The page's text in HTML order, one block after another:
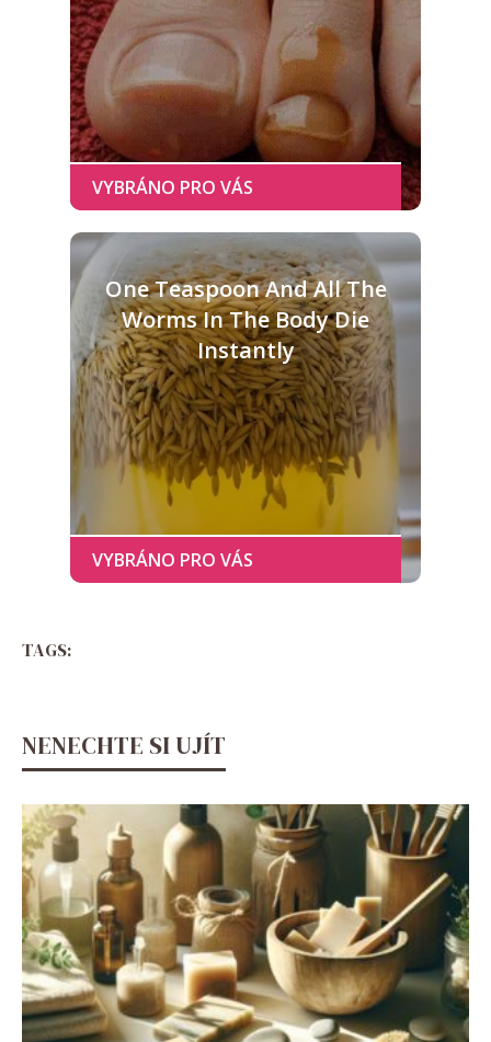
One Teaspoon And All The
Worms In The Body Die
Instantly
TAGS:
NENECHTE SI UJÍT